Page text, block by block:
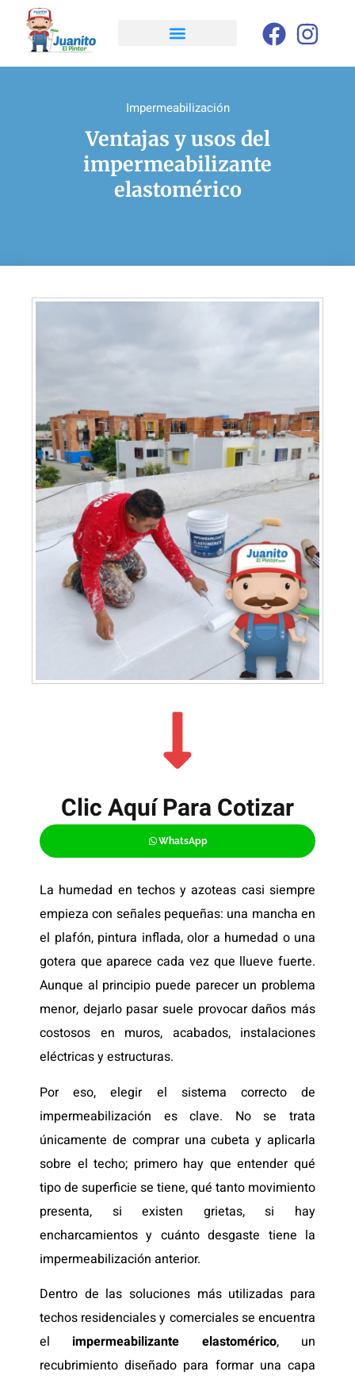
Impermeabilización
Ventajas y usos del
impermeabilizante
elastomérico
Clic Aquí Para Cotizar​
WhatsApp
La humedad en techos y azoteas casi siempre
empieza con señales pequeñas: una mancha en
el plafón, pintura inflada, olor a humedad o una
gotera que aparece cada vez que llueve fuerte.
Aunque al principio puede parecer un problema
menor, dejarlo pasar suele provocar daños más
costosos en muros, acabados, instalaciones
eléctricas y estructuras.
Por eso, elegir el sistema correcto de
impermeabilización es clave. No se trata
únicamente de comprar una cubeta y aplicarla
sobre el techo; primero hay que entender qué
tipo de superficie se tiene, qué tanto movimiento
presenta, si existen grietas, si hay
encharcamientos y cuánto desgaste tiene la
impermeabilización anterior.
Dentro de las soluciones más utilizadas para
techos residenciales y comerciales se encuentra
el impermeabilizante elastomérico, un
recubrimiento diseñado para formar una capa